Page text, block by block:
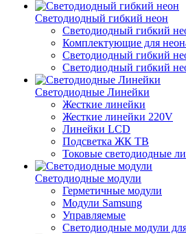
Светодиодный гибкий неон
Светодиодный гибкий
Комплектующие для
Светодиодный гибкий
Светодиодный гибкий
Светодиодные Линейки
Жесткие линейки
Жесткие линейки 220V
Линейки LCD
Подсветка ЖК ТВ
Токовые светодиодные
Светодиодные модули
Герметичные модули
Модули Samsung
Управляемые
Светодиодные модули